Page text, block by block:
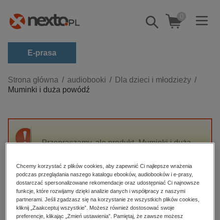
Pokaż/schowaj
wyszukiwarkę
0
E-prasa
Kategorie
Zobacz wszystkie E-prasa
budownictwo, aranżacja wnętrz
darmowe wydania
edukacja
hobby, sport, rozrywka
komputery, internet, technologie, informatyka
Strona główna audiobooki
Dla dzieci i młodzieży
Muminki i duża powódź
Przepraszamy, ale produkt „Muminki i duża
High-contrast mode
Polecane
Chcemy korzystać z plików cookies, aby zapewnić Ci najlepsze wrażenia
podczas przeglądania naszego katalogu ebooków, audiobooków i e-prasy,
dostarczać spersonalizowane rekomendacje oraz udostępniać Ci najnowsze
funkcje, które rozwijamy dzięki analizie danych i współpracy z naszymi
partnerami. Jeśli zgadzasz się na korzystanie ze wszystkich plików cookies,
kliknij „Zaakceptuj wszystkie”. Możesz również dostosować swoje
preferencje, klikając „Zmień ustawienia”. Pamiętaj, że zawsze możesz